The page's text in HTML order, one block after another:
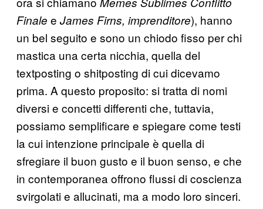
Finale e James Firns, imprenditore), hanno
un bel seguito e sono un chiodo fisso per chi
mastica una certa nicchia, quella del
textposting o shitposting di cui dicevamo
prima. A questo proposito: si tratta di nomi
diversi e concetti differenti che, tuttavia,
possiamo semplificare e spiegare come testi
la cui intenzione principale è quella di
sfregiare il buon gusto e il buon senso, e che
in contemporanea offrono flussi di coscienza
svirgolati e allucinati, ma a modo loro sinceri.